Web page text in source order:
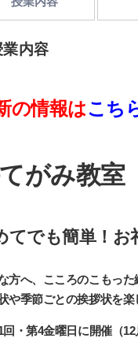
業内容
の情報はこち
がみ教室
てでも簡単！お
方へ、こころのこもっ
や季節ごとの挨拶状を楽
・第4金曜日に開催（12